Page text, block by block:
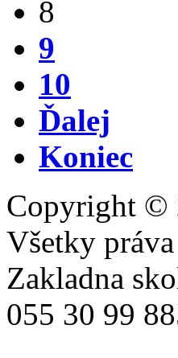
8
9
10
Ďalej
Koniec
Copyright ©
Všetky
Zakladna
055 30 99